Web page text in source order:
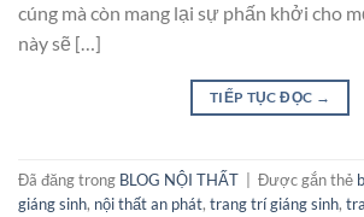
cúng mà còn mang lại sự phấn khởi cho
này sẽ […]
TIẾP TỤC ĐỌC →
Đã đăng trong BLOG NỘI THẤT Được gắn thẻ
giáng sinh, nội thất an phát, trang trí giáng sinh,